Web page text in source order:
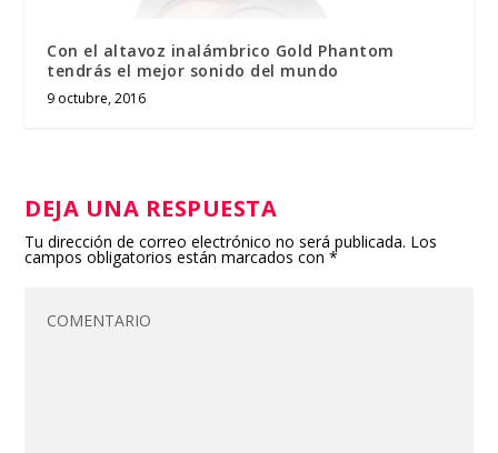
Con el altavoz inalámbrico Gold Phantom
tendrás el mejor sonido del mundo
9 octubre, 2016
DEJA UNA RESPUESTA
Tu dirección de correo electrónico no será publicada. Los
campos obligatorios están marcados con*